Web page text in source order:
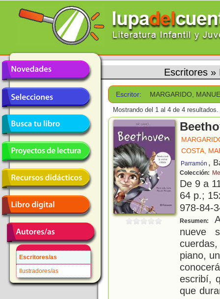
Escritores/as
Ilustradores/as
Escritores »
Escritor: MARGARIDO,
Mostrando del 1 al 4 de 4 resultados.
COSTA,
Parramón ,
Colección:
De 9 a
64 p.;
978-84-
Resumen:
nueve
piano,
escribí,
que